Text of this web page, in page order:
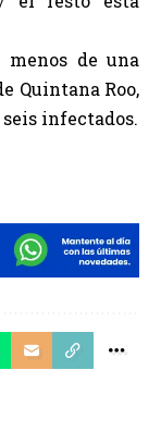
de una
Quintana Roo,
infectados.